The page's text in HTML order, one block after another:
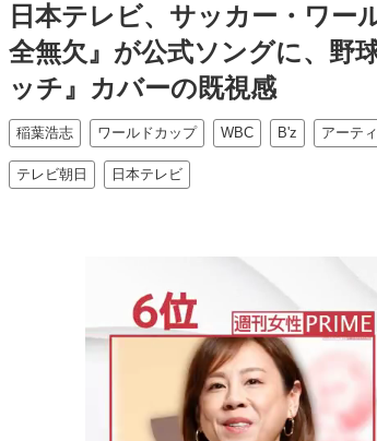
日本テレビ、サッカー・ワー
全無欠』が公式ソングに、野
ッチ』カバーの既視感
稲葉浩志 ワールドカップ WBC B'z アーテ
テレビ朝日 日本テレビ